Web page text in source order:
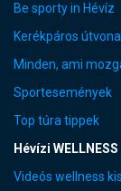
Be sporty in Hévíz
Kerékpáros
Minden, ami
Sportesemények
Top túra tippek
Hévízi WELLNESS
Videós wellness